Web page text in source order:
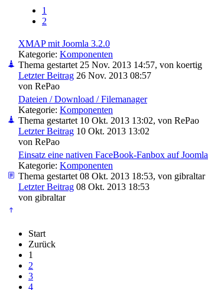
1
2
XMAP mit Joomla 3.2.0
Kategorie: Komponenten
Thema gestartet 25 Nov. 2013 14:57, von koertig
Letzter Beitrag 26 Nov. 2013 08:57
von RePao
Dateien / Download / Filemanager
Kategorie: Komponenten
Thema gestartet 10 Okt. 2013 13:02, von RePao
Letzter Beitrag 10 Okt. 2013 13:02
von RePao
Einsatz eine nativen FaceBook-Fanbox auf Joomla
Kategorie: Komponenten
Thema gestartet 08 Okt. 2013 18:53, von gibraltar
Letzter Beitrag 08 Okt. 2013 18:53
von gibraltar
Start
Zurück
1
2
3
4